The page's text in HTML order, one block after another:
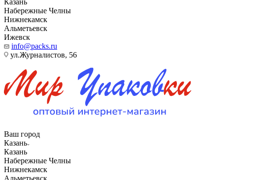
Казань
Набережные Челны
Нижнекамск
Альметьевск
Ижевск
info@packs.ru
ул.Журналистов, 56
Ваш город
Казань
Казань
Набережные Челны
Нижнекамск
Альметьевск